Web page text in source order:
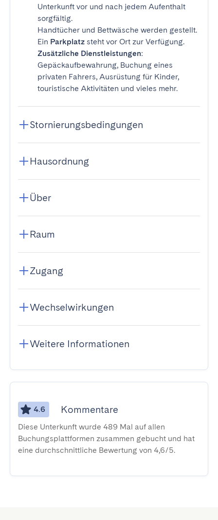
Unterkunft vor und nach jedem Aufenthalt
sorgfältig.
Handtücher und Bettwäsche werden gestellt.
Ein Parkplatz steht vor Ort zur Verfügung.
Zusätzliche Dienstleistungen:
Gepäckaufbewahrung, Buchung eines
privaten Fahrers, Ausrüstung für Kinder,
touristische Aktivitäten und vieles mehr.
Stornierungsbedingungen
Hausordnung
Über
Raum
Zugang
Wechselwirkungen
Weitere Informationen
4.6 Kommentare
Diese Unterkunft wurde 489 Mal auf allen
Buchungsplattformen zusammen gebucht und hat
eine durchschnittliche Bewertung von 4,6/5.